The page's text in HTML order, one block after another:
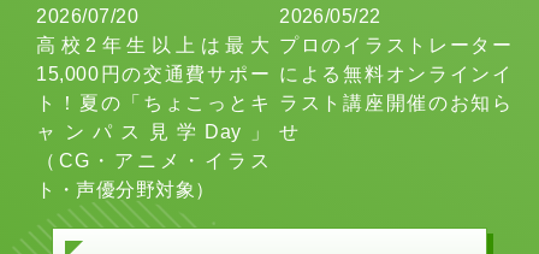
2026/07/20
高校2年生以上は最大
15,000円の交通費サポー
ト！夏の「ちょこっとキ
ャンパス見学Day」
（CG・アニメ・イラス
ト・声優分野対象）
2026/05/22
プロのイラストレーター
による無料オンラインイ
ラスト講座開催のお知ら
せ